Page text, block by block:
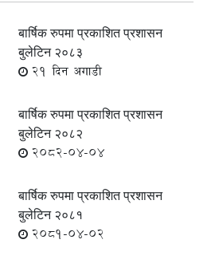
बार्षिक रुपमा प्रकाशित प्रशासन
बुलेटिन २०८३
21 दिन अगाडी
बार्षिक रुपमा प्रकाशित प्रशासन
बुलेटिन २०८२
2082-04-04
बार्षिक रुपमा प्रकाशित प्रशासन
बुलेटिन २०८१
2081-04-02